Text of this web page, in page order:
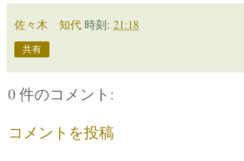
佐々木 知代 時刻: 21:18
共有
0 件のコメント:
コメントを投稿